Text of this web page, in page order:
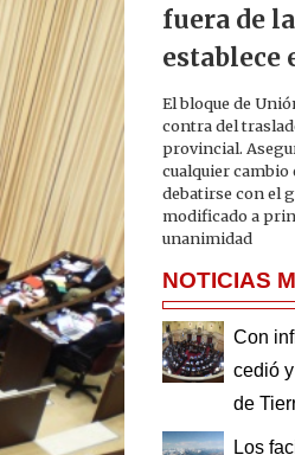
fuera de
establece
El bloque de
contra del
provincial.
cualquier cambio
debatirse con el
modificado a
unanimidad
NOTICIAS
Con
cedió
de
Los